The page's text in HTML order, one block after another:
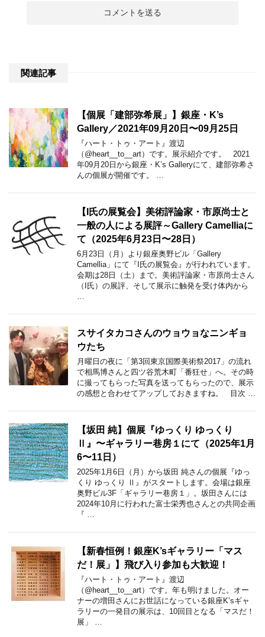
関連記事
【個展「建部弥希展」】銀座・K’s
Gallery／2021年09月20日〜09月25日
『ハート・トゥ・アート』渡辺
（@heart__to__art）です。展示紹介です。 2021
年09月20日から銀座・K’s Galleryにて、建部弥希さ
んの個展が開催です。 …
【I氏の展覧会】美術評論家・市原尚士と
一般の人による展評～Gallery Camelliaに
て（2025年6月23日〜28日）
6月23日（月）より銀座奥野ビル「Gallery
Camellia」にて『I氏の展覧会』が行われています。
会期は28日（土）まで。美術評論家・市原尚士さん
（I氏）の展評、そして展示に触発を受け体内から
スサイタカコさんのウョウョなニンギョ
ウたち
月曜日の夜に「第3回東京国際美術祭2017」の流れ
で相馬博さんと四ツ谷荒木町「番狂せ」へ。その時
に撮ってもらった写真を送ってもらったので、展示
の感想と合わせてアップしておきますね。 目次 …
【坂田 純】個展『ゆっくり ゆっくり
Ⅱ』〜ギャラリー巷房１にて（2025年1月
6〜11日）
2025年1月6日（月）から坂田 純さんの個展『ゆっ
くり ゆっくり Ⅱ』がスタートします。会場は銀座
奥野ビル3F「ギャラリー巷房１」。坂田さんには
2024年10月に行われた富士栄秀也さんとの共同企画
『 …
【新春恒例！銀座K’sギャラリー「マス
だ！展」】飛び入り参加も大歓迎！
『ハート・トゥ・アート』渡辺
（@heart__to__art）です。年も明けました。オー
ナーの増田さんにお世話になっている銀座K’sギャ
ラリーの一発目の展示は、10回目となる「マスだ！
展」 …